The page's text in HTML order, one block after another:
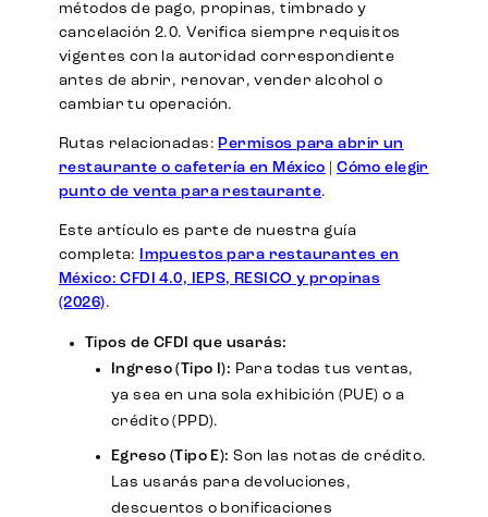
métodos de pago, propinas, timbrado y
cancelación 2.0. Verifica siempre requisitos
vigentes con la autoridad correspondiente
antes de abrir, renovar, vender alcohol o
cambiar tu operación.
Rutas relacionadas: Permisos para abrir un
restaurante o cafetería en México |Cómo elegir
punto de venta para restaurante.
Este artículo es parte de nuestra guía
completa:
Impuestos para restaurantes en
México: CFDI 4.0, IEPS, RESICO y propinas
(2026).
Tipos de CFDI que usarás:
Ingreso (Tipo I): Para todas tus ventas,
ya sea en una sola exhibición (PUE) o a
crédito (PPD).
Egreso (Tipo E): Son las notas de crédito.
Las usarás para devoluciones,
descuentos o bonificaciones